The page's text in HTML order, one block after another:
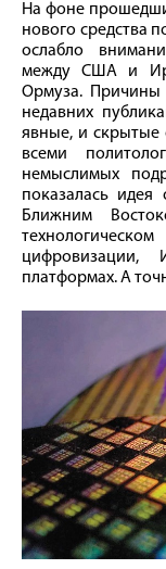
На фоне
нового средства
ослабло
между США и
Ормуза. Причины
недавних
явные, и скрытые
всеми
немыслимых
показалась
Ближним
цифровизации,
платформах. А